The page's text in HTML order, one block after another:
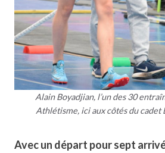
Alain Boyadjian, l’un des 30
Athlétisme, ici aux côtés du cadet
Avec un départ pour sept